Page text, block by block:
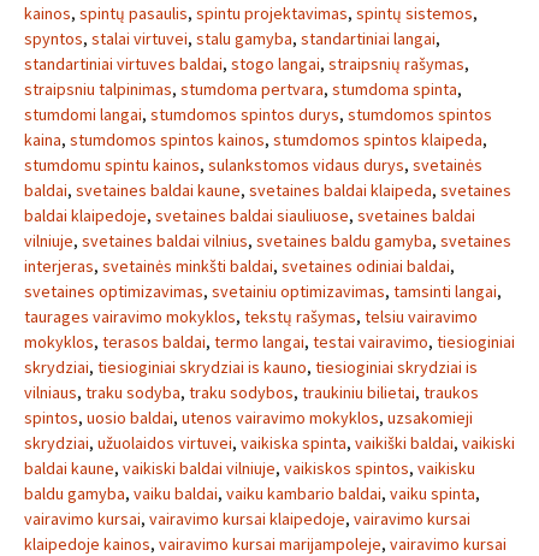
kainos, spintų pasaulis, spintu projektavimas, spintų sistemos,
spyntos, stalai virtuvei, stalu gamyba, standartiniai langai,
standartiniai virtuves baldai, stogo langai, straipsnių rašymas,
straipsniu talpinimas, stumdoma pertvara, stumdoma spinta,
stumdomi langai, stumdomos spintos durys, stumdomos spintos
kaina, stumdomos spintos kainos, stumdomos spintos klaipeda,
stumdomu spintu kainos, sulankstomos vidaus durys, svetainės
baldai, svetaines baldai kaune, svetaines baldai klaipeda, svetaines
baldai klaipedoje, svetaines baldai siauliuose, svetaines baldai
vilniuje, svetaines baldai vilnius, svetaines baldu gamyba, svetaines
interjeras, svetainės minkšti baldai, svetaines odiniai baldai,
svetaines optimizavimas, svetainiu optimizavimas, tamsinti langai,
taurages vairavimo mokyklos, tekstų rašymas, telsiu vairavimo
mokyklos, terasos baldai, termo langai, testai vairavimo, tiesioginiai
skrydziai, tiesioginiai skrydziai is kauno, tiesioginiai skrydziai is
vilniaus, traku sodyba, traku sodybos, traukiniu bilietai, traukos
spintos, uosio baldai, utenos vairavimo mokyklos, uzsakomieji
skrydziai, užuolaidos virtuvei, vaikiska spinta, vaikiški baldai, vaikiski
baldai kaune, vaikiski baldai vilniuje, vaikiskos spintos, vaikisku
baldu gamyba, vaiku baldai, vaiku kambario baldai, vaiku spinta,
vairavimo kursai, vairavimo kursai klaipedoje, vairavimo kursai
klaipedoje kainos, vairavimo kursai marijampoleje, vairavimo kursai